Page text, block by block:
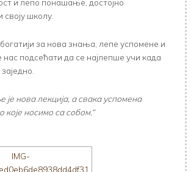
школу.
за нова знања, лепе успомене и
нас подсећати да се најлепше учи када
је нова лекција, а свака успомена
које носимо са собом.“